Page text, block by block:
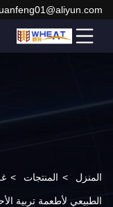
المنزل > المنتجات >
الطبيعي لأطعمة تربية